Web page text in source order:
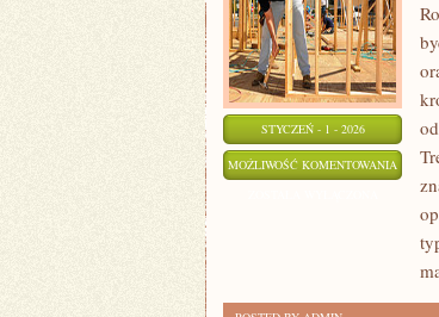
STYCZEŃ - 1 - 2026
MOŻLIWOŚĆ KOMENTOWANIA URODA